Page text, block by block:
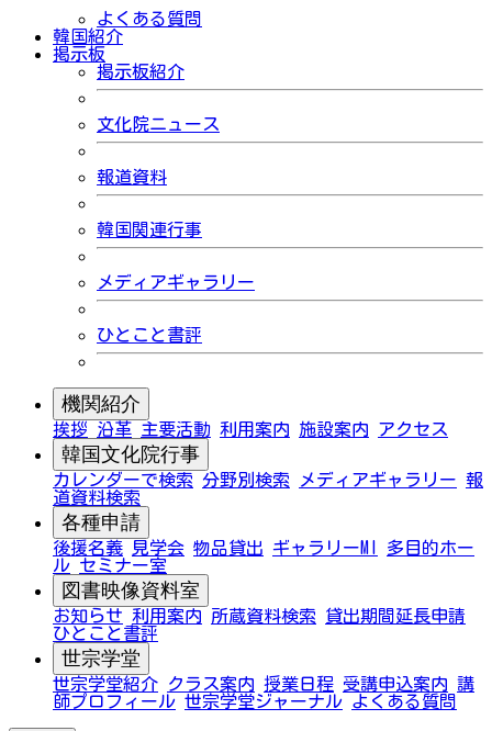
よくある質問
韓国紹介
掲示板
掲示板紹介
文化院ニュース
報道資料
韓国関連行事
メディアギャラリー
ひとこと書評
機関紹介
挨拶 沿革 主要活動 利用案内 施設案内 アクセス
韓国文化院行事
カレンダーで検索 分野別検索 メディアギャラリー 報
道資料検索
各種申請
後援名義 見学会 物品貸出 ギャラリーMI
多目的ホー
ル セミナー室
図書映像資料室
お知らせ 利用案内 所蔵資料検索
貸出期間延長申請
ひとこと書評
世宗学堂
世宗学堂紹介 クラス案内 授業日程 受講申込案内 講
師プロフィール 世宗学堂ジャーナル よくある質問